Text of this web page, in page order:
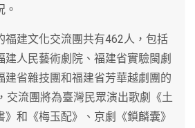
。
福建文化交流團共有462人，包括
建人民藝術劇院、福建省實驗閩劇
建省雜技團和福建省芳華越劇團的
交流團將為臺灣民眾演出歌劇《土
和《梅玉配》、京劇《鎖麟囊》